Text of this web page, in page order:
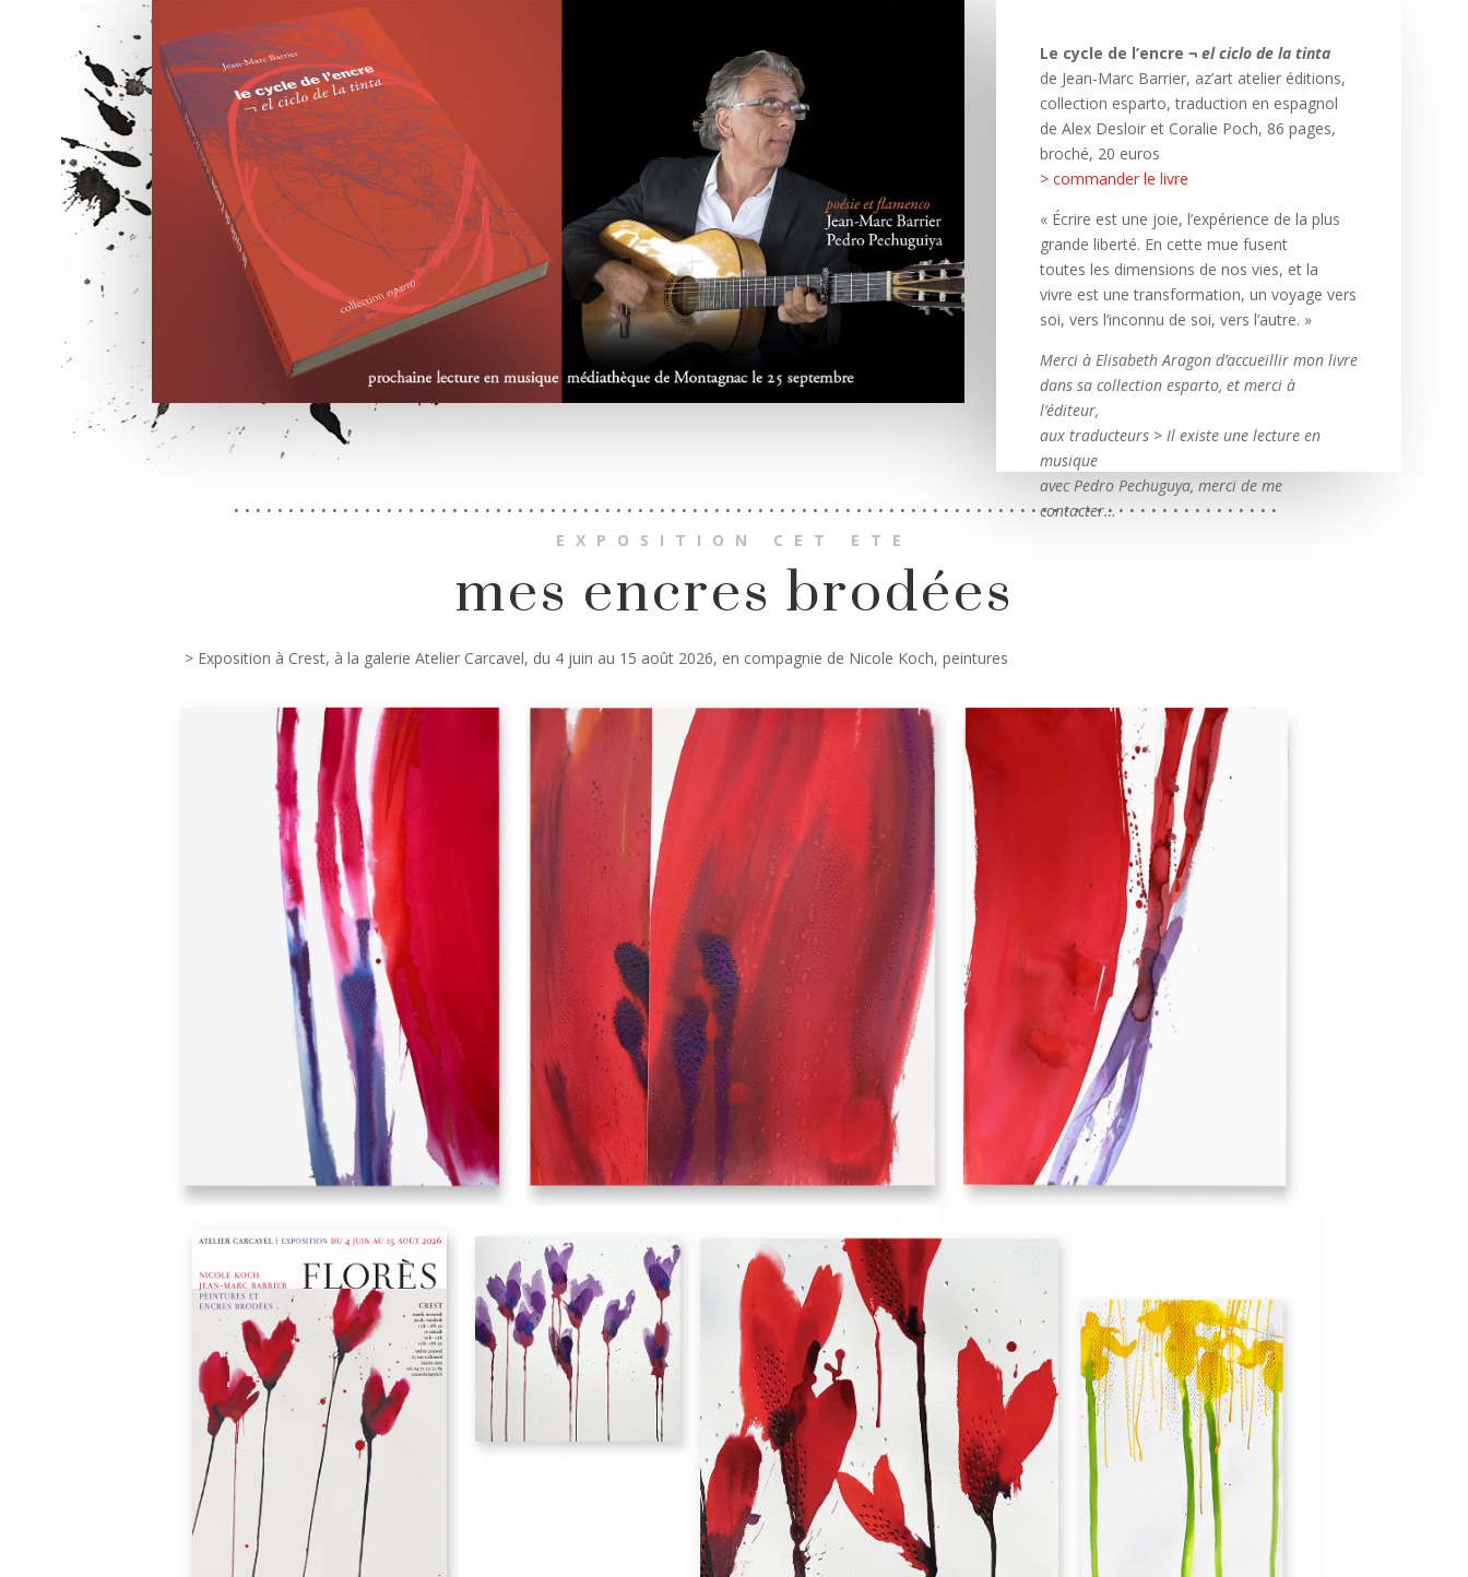
Le cycle de l’encre ¬el ciclo de la tinta
de Jean-Marc Barrier, az’art atelier éditions,
collection esparto, traduction en espagnol
de Alex Desloir et Coralie Poch, 86 pages,
broché, 20 euros
> commander le livre
« Écrire est une joie, l’expérience de la plus
grande liberté. En cette mue fusent
toutes les dimensions de nos vies, et la
vivre est une transformation, un voyage vers
soi, vers l’inconnu de soi, vers l’autre. »
Merci à Elisabeth Aragon d’accueillir mon livre
dans sa collection esparto, et merci à
l’éditeur,
aux traducteurs > Il existe une lecture en
musique
avec Pedro Pechuguya, merci de me
contacter…
. . . . . . . . . . . . . . . . . . . . . . . . . . . . . . . . . . . . . . . . . . . . . . . . . . . . . . . . . . . . . . . . . . . . . . . . . . . . . . . . . . . . . . . . . . . . . . . .
EXPOSITION CET ETE
mes encres brodées
> Exposition à Crest, à la galerie Atelier Carcavel, du 4 juin au 15 août 2026, en compagnie de Nicole Koch, peintures